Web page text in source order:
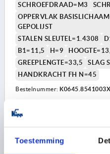
Toestemming
SCHROEFDRAAD=M3
OPPERVLAK
GEPOLIJST
STALEN SLEUTEL=1.4308
B1=11,5
H=9
GREEPLENGTE=33,5
SLAG
HANDKRACHT FH N=45
Bestelnummer:
13,49 €